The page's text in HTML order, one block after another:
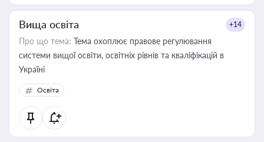
Вища освіта +14
Про що тема: Тема охоплює правове регулювання
системи вищої освіти, освітніх рівнів та кваліфікацій в
Україні
Освіта